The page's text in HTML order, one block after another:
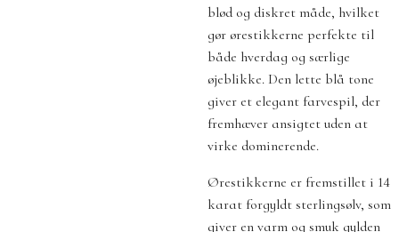
blød og diskret måde, hvilket
gør ørestikkerne perfekte til
både hverdag og særlige
øjeblikke. Den lette blå tone
giver et elegant farvespil, der
fremhæver ansigtet uden at
virke dominerende.
Ørestikkerne er fremstillet i 14
karat forgyldt sterlingsølv, som
giver en varm og smuk gylden